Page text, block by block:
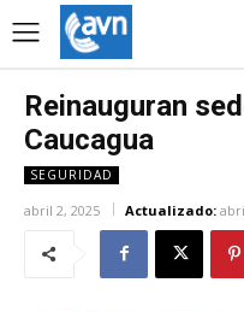
Reinauguran
Caucagua
SEGURIDAD
abril 2, 2025 Actualizado: